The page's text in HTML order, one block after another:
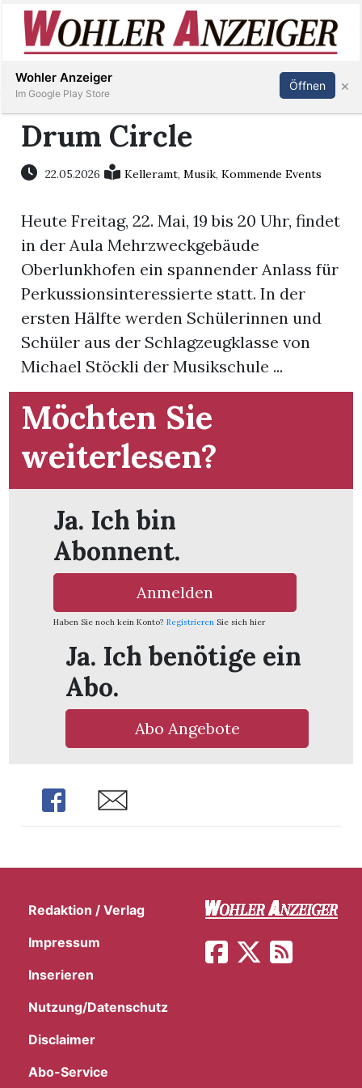
Immobilien
Stellen
E-
Paper
Newsletter
App
Inserieren Abonnieren Anmelden
Drum Circle
22.05.2026 Kelleramt,Musik,Kommende Events
Heute Freitag, 22. Mai, 19 bis 20 Uhr, findet
in der Aula Mehrzweckgebäude
Oberlunkhofen ein spannender Anlass für
Perkussionsinteressierte statt. In der
ersten Hälfte werden Schülerinnen und
Schüler aus der Schlagzeugklasse von
Michael Stöckli der Musikschule ...
Möchten Sie
weiterlesen?
Ja. Ich bin
Abonnent.
Anmelden
Haben Sie noch kein Konto? Registrieren Sie sich hier
Ja. Ich benötige ein
Abo.
Abo Angebote
Share Share
Redaktion / Verlag
Impressum
Inserieren
Nutzung/Datenschutz
Disclaimer
Abo-Service
Wohler Anzeiger
Im Google Play Store
Öffnen ×